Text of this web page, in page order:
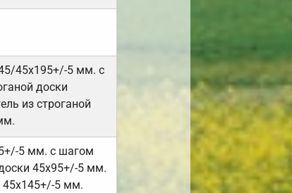
45х195+/-5 мм. с
доски
из строганой
5 мм. с шагом
45х95+/-5 мм.
45х145+/-5 мм.